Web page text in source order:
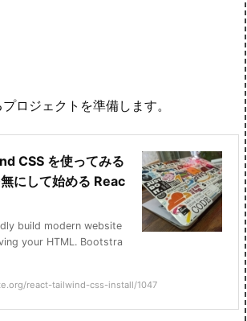
ロジェクトを準備します。
CSS を使ってみる
にして始める Reac
build modern website
your HTML. Bootstra
react-tailwind-css-install/1047